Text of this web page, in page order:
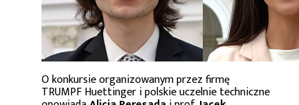
O konkursie organizowanym przez firmę
TRUMPF Huettinger i polskie uczelnie techniczne